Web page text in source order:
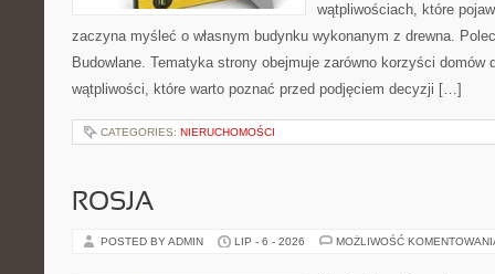
wątpliwościach, które
zaczyna myśleć o własnym budynku wykonanym z drewna.
Budowlane. Tematyka strony obejmuje zarówno korzyści domów
wątpliwości, które warto poznać przed podjęciem decyzji […]
CATEGORIES: NIERUCHOMOŚCI
ROSJA
POSTED BY ADMIN LIP - 6 - 2026 MOŻLIWOŚĆ